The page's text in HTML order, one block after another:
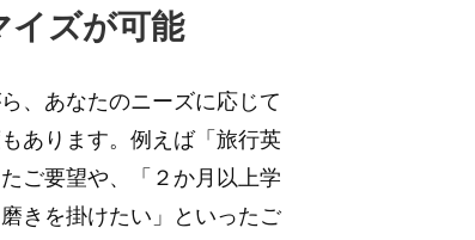
イズが可能
、あなたのニーズに応じて
あります。例えば「旅行英
ご要望や、「２か月以上学
きを掛けたい」といったご